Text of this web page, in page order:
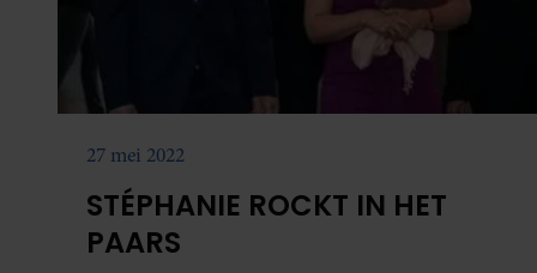
27 mei 2022
STÉPHANIE ROCKT IN HET
PAARS